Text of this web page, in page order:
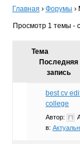
Главная › Форумы ›
Просмотр 1 темы -
Тема
Последняя
запись
best cv
college
Автор:
в: